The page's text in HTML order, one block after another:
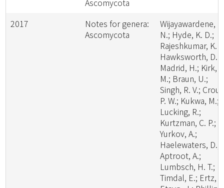
Ascomycota
2017
Notes for genera:
Ascomycota
Wijayawardene,
N.; Hyde, K. D.;
Rajeshkumar, K.
Hawksworth, D.
Madrid, H.; Kirk,
M.; Braun, U.;
Singh, R. V.;
P. W.; Kukwa, M.;
Lucking, R.;
Kurtzman, C. P.;
Yurkov, A.;
Haelewaters, D.;
Aptroot, A.;
Lumbsch, H. T.;
Timdal, E.; Ertz,